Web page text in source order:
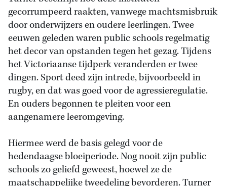
gecorrumpeerd raakten, vanwege machtsmisbruik
door onderwijzers en oudere leerlingen. Twee
eeuwen geleden waren public schools regelmatig
het decor van opstanden tegen het gezag. Tijdens
het Victoriaanse tijdperk veranderden er twee
dingen. Sport deed zijn intrede, bijvoorbeeld in
rugby, en dat was goed voor de agressieregulatie.
En ouders begonnen te pleiten voor een
aangenamere leeromgeving.
Hiermee werd de basis gelegd voor de
hedendaagse bloeiperiode. Nog nooit zijn public
schools zo geliefd geweest, hoewel ze de
maatschappelijke tweedeling bevorderen. Turner